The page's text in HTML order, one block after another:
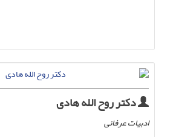
دکتر روح الله هادی
ادبیات عرفانی